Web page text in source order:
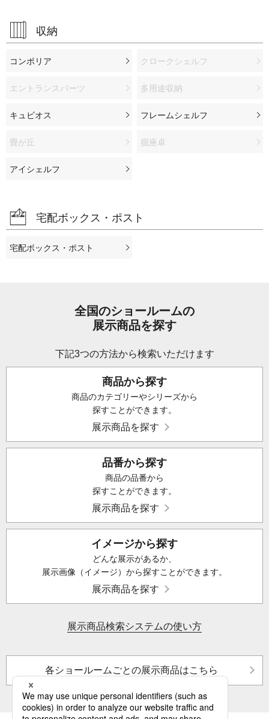
収納
コンポリア クロークシェルフ
エントランスパーツ 多用途収納
キュビオス フレームシェルフ
畳が丘 掘座卓
アイシェルフ
宅配ボックス・ポスト
宅配ボックス・ポスト
全国のショールームの
展示商品を探す
下記3つの方法から検索いただけます
商品から探す
商品のカテゴリーやシリーズから
探すことができます。
展示商品を探す
品番から探す
商品の品番から
探すことができます。
展示商品を探す
イメージから探す
どんな展示があるか、
展示画像（イメージ）から探すことができます。
展示商品を探す
展示商品検索システムの使い方
各ショールームごとの展示商品はこちら